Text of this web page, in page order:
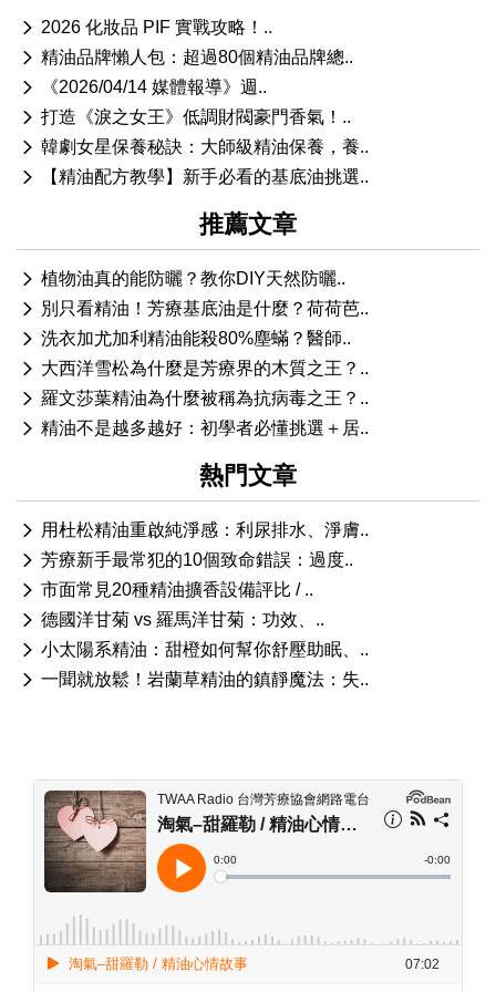
2026 化妝品 PIF 實戰攻略！..
精油品牌懶人包：超過80個精油品牌總..
《2026/04/14 媒體報導》週..
打造《淚之女王》低調財閥豪門香氣！..
韓劇女星保養秘訣：大師級精油保養，養..
【精油配方教學】新手必看的基底油挑選..
推薦文章
植物油真的能防曬？教你DIY天然防曬..
別只看精油！芳療基底油是什麼？荷荷芭..
洗衣加尤加利精油能殺80%塵蟎？醫師..
大西洋雪松為什麼是芳療界的木質之王？..
羅文莎葉精油為什麼被稱為抗病毒之王？..
精油不是越多越好：初學者必懂挑選＋居..
熱門文章
用杜松精油重啟純淨感：利尿排水、淨膚..
芳療新手最常犯的10個致命錯誤：過度..
市面常見20種精油擴香設備評比 / ..
德國洋甘菊 vs 羅馬洋甘菊：功效、..
小太陽系精油：甜橙如何幫你舒壓助眠、..
一聞就放鬆！岩蘭草精油的鎮靜魔法：失..